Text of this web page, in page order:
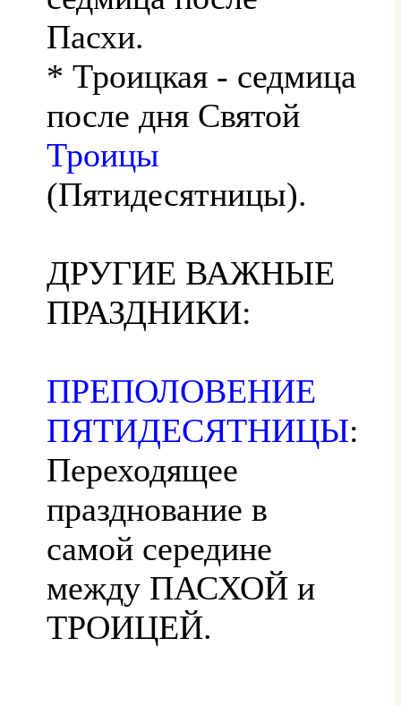
Пасхи.
* Троицкая - седмица
после дня Святой
Троицы
(Пятидесятницы).
ДРУГИЕ ВАЖНЫЕ
ПРАЗДНИКИ:
ПРЕПОЛОВЕНИЕ
ПЯТИДЕСЯТНИЦЫ:
Переходящее
празднование в
самой середине
между ПАСХОЙ и
ТРОИЦЕЙ.